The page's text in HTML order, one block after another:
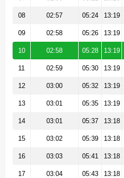
08 02:57 05:24 13:19
09 02:58 05:26 13:19
10 02:58 05:28 13:19
11 02:59 05:30 13:19
12 03:00 05:32 13:19
13 03:01 05:35 13:19
14 03:01 05:37 13:18
15 03:02 05:39 13:18
16 03:03 05:41 13:18
17 03:04 05:43 13:18